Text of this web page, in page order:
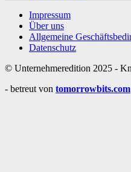
Impressum
Über uns
Allgemeine
Datenschutz
© Unternehmeredition 2025 -
- betreut von tomorrowbits.com